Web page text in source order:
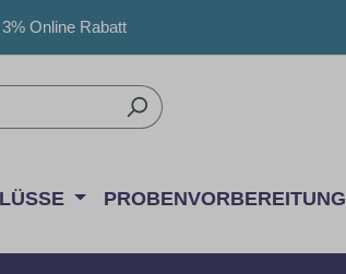
3% Online Rabatt
PROBENVORBEREITUNG